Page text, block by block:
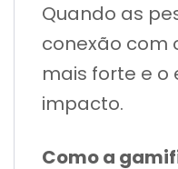
Quando as
conexão com
mais forte e o
impacto.
Como a